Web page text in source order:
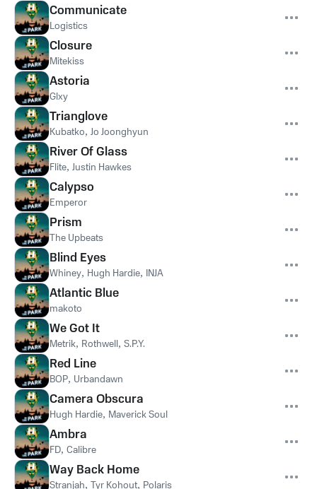
Communicate
Logistics
Closure
Mitekiss
Astoria
Glxy
Trianglove
Kubatko, Jo Joonghyun
River Of Glass
Flite, Justin Hawkes
Calypso
Emperor
Prism
The Upbeats
Blind Eyes
Whiney, Hugh Hardie, INJA
Atlantic Blue
makoto
We Got It
Metrik, Rothwell, S.P.Y.
Red Line
BOP, Urbandawn
Camera Obscura
Hugh Hardie, Maverick Soul
Ambra
FD, Calibre
Way Back Home
Stranjah, Tyr Kohout, Polaris